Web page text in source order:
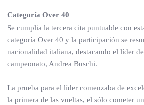
Categoría Over 40
Se cumplia la tercera cita puntuable con
categoría Over 40 y la participación se
nacionalidad italiana, destacando el líder
campeonato, Andrea Buschi.
La prueba para el líder comenzaba de
la primera de las vueltas, el sólo cometer